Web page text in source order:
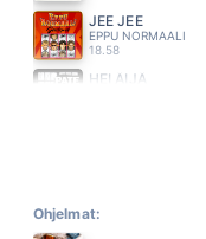
JEE JEE
EPPU NORMAALI
18.58
HEI ÄIJÄ
MATTI JA TEPPO
Ohjelmat: